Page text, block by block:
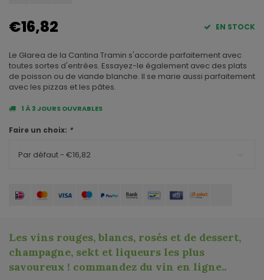
€16,82 EN STOCK
Le Glarea de la Cantina Tramin s'accorde parfaitement avec
toutes sortes d'entrées. Essayez-le également avec des plats
de poisson ou de viande blanche. Il se marie aussi parfaitement
avec les pizzas et les pâtes.
1 À 3 JOURS OUVRABLES
Faire un choix: *
Par défaut - €16,82
Les vins rouges, blancs, rosés et de dessert,
champagne, sekt et liqueurs les plus
savoureux ! commandez du vin en ligne..